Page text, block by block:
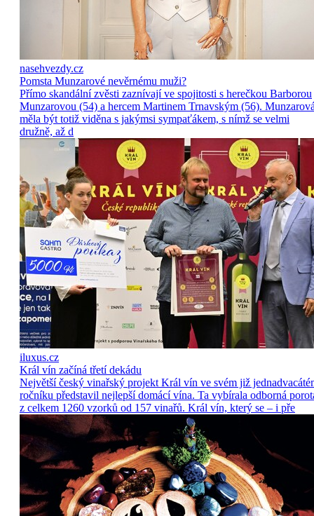
nasehvezdy.cz
Pomsta Munzarové nevěrnému muži?
Přímo skandální zvěsti zaznívají ve spojitosti s herečkou Barborou
Munzarovou (54) a hercem Martinem Trnavským (56).
měla být totiž viděna s jakýmsi sympaťákem, s nímž se velmi
družně, až d
iluxus.cz
Král vín začíná třetí dekádu
Největší český vinařský projekt Král vín ve svém již
ročníku představil nejlepší domácí vína. Ta vybírala odborná
z celkem 1260 vzorků od 157 vinařů. Král vín, který se – i pře